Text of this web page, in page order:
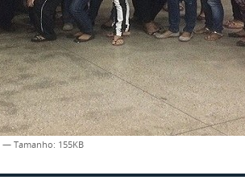
—Tamanho: 155KB